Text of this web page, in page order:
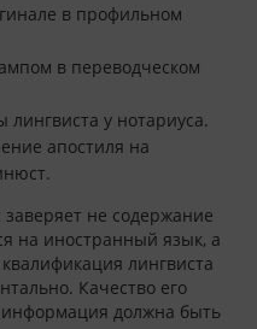
в профильном
в переводческом
лингвиста у нотариуса.
апостиля на
не содержание
на иностранный язык, а
лингвиста
Качество его
должна быть